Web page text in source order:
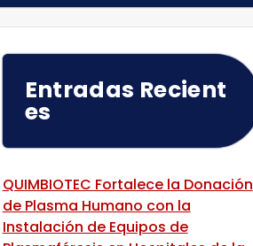
Entradas Recient
Es
QUIMBIOTEC Fortalece la Donación
de Plasma Humano con la
Instalación de Equipos de